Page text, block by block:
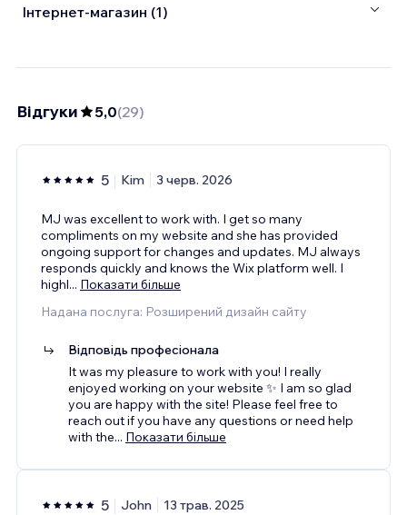
Інтернет-магазин (1)
Відгуки 5,0(29)
5 Kim 3 черв. 2026
MJ was excellent to work with. I get so many
compliments on my website and she has provided
ongoing support for changes and updates. MJ always
responds quickly and knows the Wix platform well. I
highl... Показати більше
Надана послуга: Розширений дизайн сайту
Відповідь професіонала
It was my pleasure to work with you! I really
enjoyed working on your website ✨ I am so glad
you are happy with the site! Please feel free to
reach out if you have any questions or need help
with the... Показати більше
5 John 13 трав. 2025